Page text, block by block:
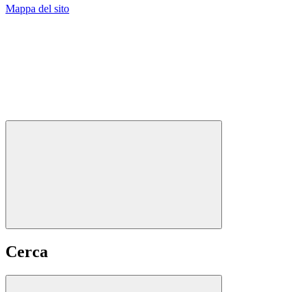
Mappa del sito
Cerca